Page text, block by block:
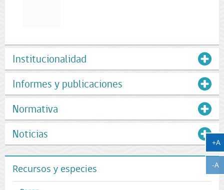
Institucionalidad
Informes y publicaciones
Normativa
Noticias
Recursos y especies
+A
-A